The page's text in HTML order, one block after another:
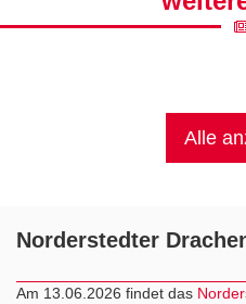
Alle
Norderstedter
Am 13.06.2026 findet das